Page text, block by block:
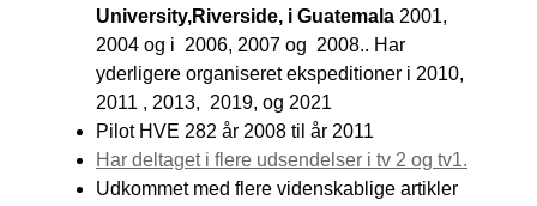
University,Riverside, i Guatemala 2001,
2004 og i 2006, 2007 og 2008.. Har
yderligere organiseret ekspeditioner i 2010,
2011 , 2013, 2019, og 2021
Pilot HVE 282 år 2008 til år 2011
Har deltaget i flere udsendelser i tv 2 og tv1.
Udkommet med flere videnskablige artikler